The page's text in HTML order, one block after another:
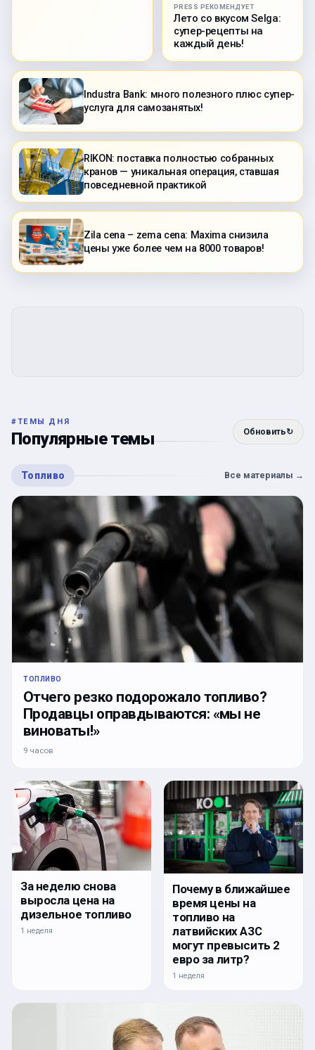
PRESS РЕКОМЕНДУЕТ
Лето со вкусом Selga:
супер-рецепты на
каждый день!
Industra Bank: много полезного плюс супер-
услуга для самозанятых!
RIKON: поставка полностью собранных
кранов — уникальная операция, ставшая
повседневной практикой
Zila cena – zema cena: Maxima снизила
цены уже более чем на 8000 товаров!
#ТЕМЫ ДНЯ
Популярные темы Обновить↻
Топливо Все материалы →
ТОПЛИВО
Отчего резко подорожало топливо?
Продавцы оправдываются: «мы не
виноваты!»
9 часов
За неделю снова
выросла цена на
дизельное топливо
1 неделя
Почему в ближайшее
время цены на
топливо на
латвийских АЗС
могут превысить 2
евро за литр?
1 неделя